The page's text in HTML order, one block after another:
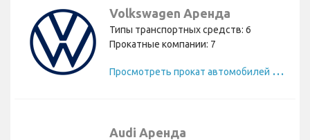
Volkswagen Аренда
Типы транспортных средств: 6
Прокатные компании: 7
П
росмотреть прокат автомобилей Volkswagen
Audi Аренда